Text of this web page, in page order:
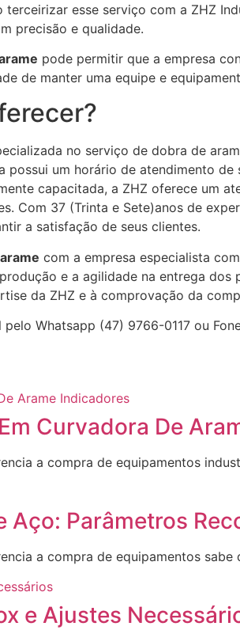
esse serviço com a ZHZ
precisão e qualidade.
pode permitir que a empresa
de manter uma equipe e
no serviço de dobra de
possui um horário de atendimento
capacitada, a ZHZ oferece um
Com 37 (Trinta e Sete)anos de
a satisfação de seus clientes.
com a empresa especialista
e a agilidade na entrega
da ZHZ e à comprovação da
Whatsapp (47) 9766-0117 ou
Curvadora De
a compra de equipamentos
Aço: Parâmetros
a compra de equipamentos sabe
e Ajustes